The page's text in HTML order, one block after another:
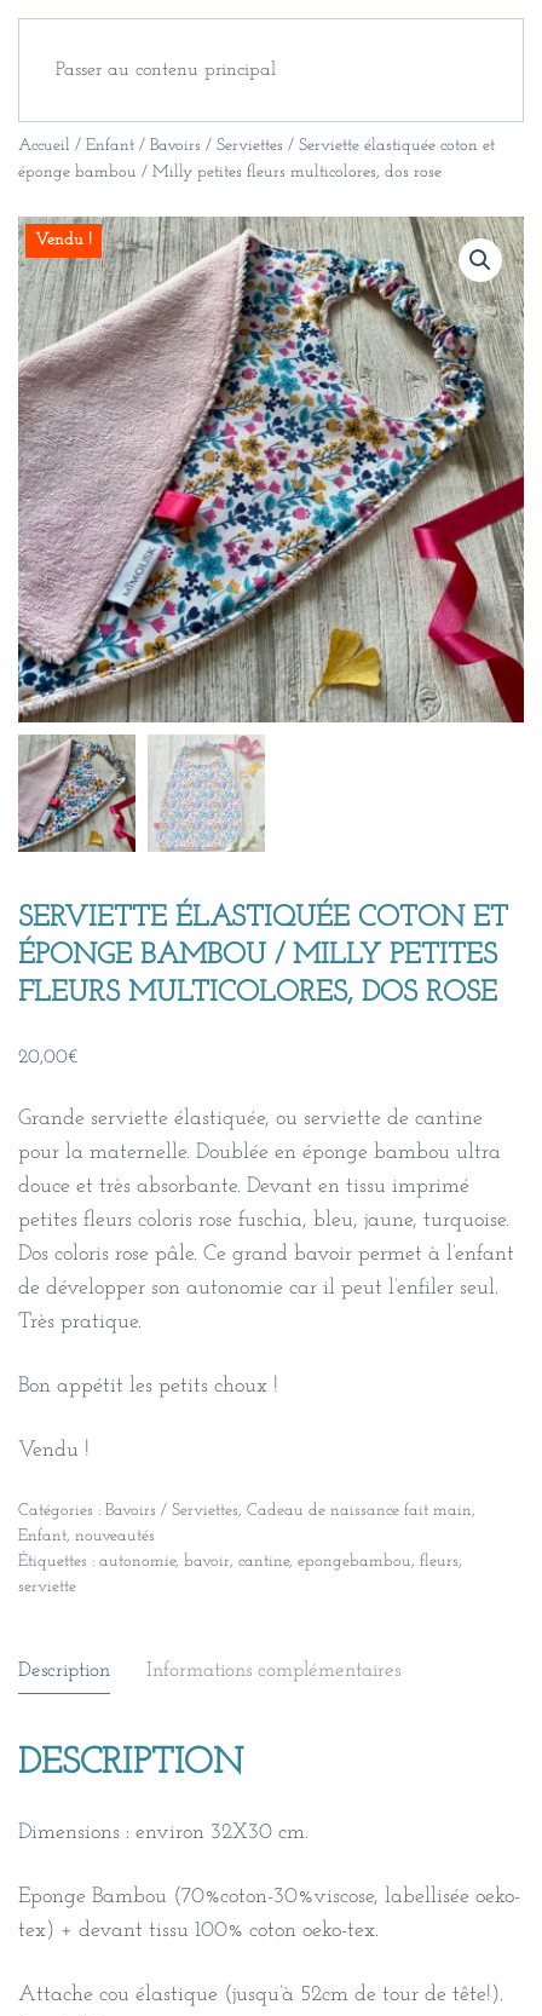
Passer au contenu principal
Accueil / Enfant / Bavoirs / Serviettes / Serviette élastiquée coton et
éponge bambou / Milly petites fleurs multicolores, dos rose
Vendu !
SERVIETTE ÉLASTIQUÉE COTON ET
ÉPONGE BAMBOU / MILLY PETITES
FLEURS MULTICOLORES, DOS ROSE
20,00€
Grande serviette élastiquée, ou serviette de cantine
pour la maternelle. Doublée en éponge bambou ultra
douce et très absorbante. Devant en tissu imprimé
petites fleurs coloris rose fuschia, bleu, jaune, turquoise.
Dos coloris rose pâle. Ce grand bavoir permet à l’enfant
de développer son autonomie car il peut l’enfiler seul.
Très pratique.
Bon appétit les petits choux !
Vendu !
Catégories : Bavoirs / Serviettes, Cadeau de naissance fait main,
Enfant, nouveautés
Étiquettes : autonomie, bavoir, cantine, epongebambou, fleurs,
serviette
Description Informations complémentaires
DESCRIPTION
Dimensions : environ 32X30 cm.
Eponge Bambou (70%coton-30%viscose, labellisée oeko-
tex) + devant tissu 100% coton oeko-tex.
Attache cou élastique (jusqu’à 52cm de tour de tête!).